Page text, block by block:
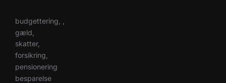
budgettering, ,
gæld,
skatter,
forsikring,
pensionering
besparelse